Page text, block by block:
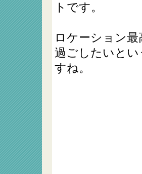
トです。
ロケーション
過ごしたいと
すね。